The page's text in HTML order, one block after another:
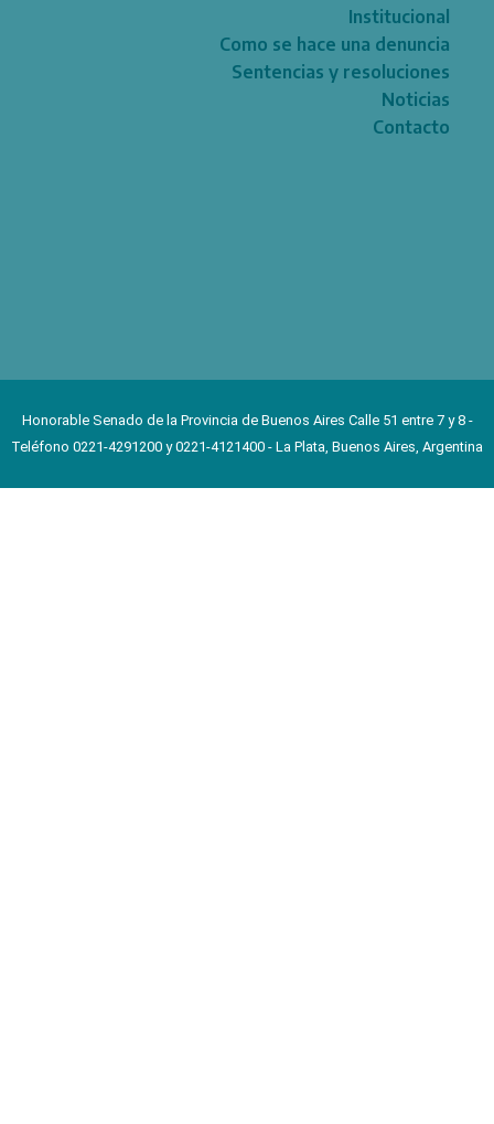
Honorable Senado de la Provincia de Buenos Aires Calle 51 entre 7 y 8 -
Teléfono 0221-4291200 y 0221-4121400 - La Plata, Buenos Aires, Argentina
Institucional
Como se hace una denuncia
Sentencias y resoluciones
Noticias
Contacto